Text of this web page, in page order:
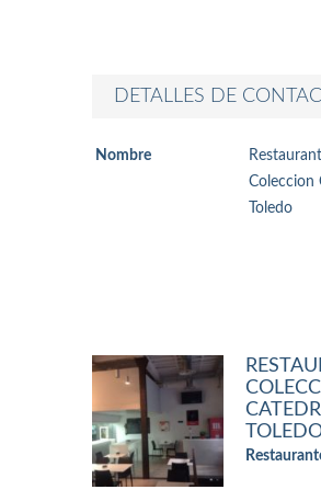
DETALLES DE
Nombre
Coleccion
Toledo